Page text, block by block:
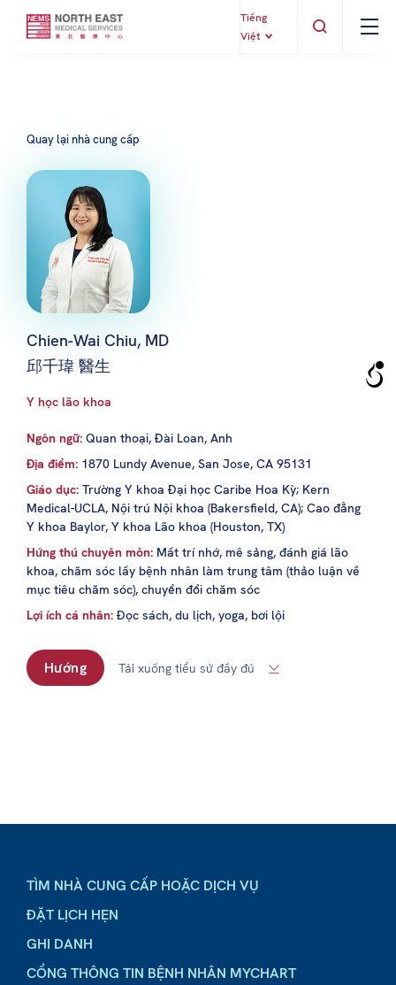
Tiếng
Việt
Quay lại nhà cung cấp
Chien-Wai Chiu, MD
邱千瑋 醫生
Y học lão khoa
Ngôn ngữ: Quan thoại, Đài Loan, Anh
Địa điểm: 1870 Lundy Avenue, San Jose, CA 95131
Giáo dục: Trường Y khoa Đại học Caribe Hoa Kỳ; Kern
Medical-UCLA, Nội trú Nội khoa (Bakersfield, CA); Cao đẳng
Y khoa Baylor, Y khoa Lão khoa (Houston, TX)
Hứng thú chuyên môn: Mất trí nhớ, mê sảng, đánh giá lão
khoa, chăm sóc lấy bệnh nhân làm trung tâm (thảo luận về
mục tiêu chăm sóc), chuyển đổi chăm sóc
Lợi ích cá nhân: Đọc sách, du lịch, yoga, bơi lội
Hướng Tải xuống tiểu sử đầy đủ
TÌM NHÀ CUNG CẤP HOẶC DỊCH VỤ
ĐẶT LỊCH HẸN
GHI DANH
CỔNG THÔNG TIN BỆNH NHÂN MYCHART